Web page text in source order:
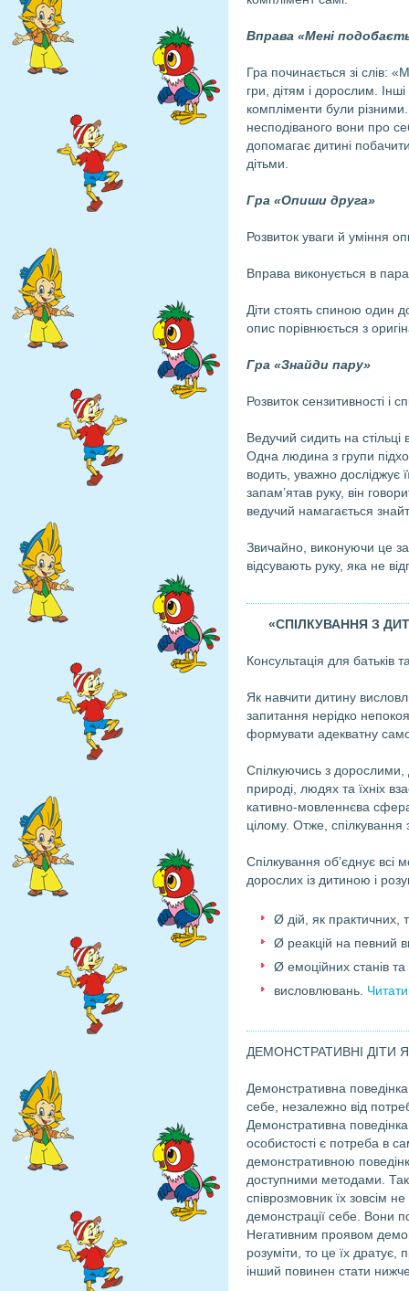
Вправа «Мені
Гра починається зі слів:
гри, дітям і дорос­лим.
компліменти були
несподіваного вони про
допомагає дитині
дітьми.
Гра «Опиши друга»
Розвиток уваги й уміння
Вправа виконується в
Діти стоять спиною один
опис порівнюється з
Гра «Знайди пару»
Розвиток сензитивності і
Ведучий сидить на
Одна людина з групи
водить, уважно досліджує
запам’ятав руку, він
ведучий нама­гається
Звичайно, виконуючи це
відсувають ру­ку, яка не
«СПІЛКУВАННЯ З
Консультація для батьків
Як навчити дитину
запитання нерідко
формувати адекватну
Спілкуючись з дорослими,
природі, людях та їхніх
кативно-мовленнєва
цілому. Отже, спілкування
Спілкування об’єднує всі
дорослих із дитиною і
Ø дій, як практичних,
Ø реакцій на певний
Ø емоційних станів
висловлювань.
ДЕМОНСТРАТИВНІ ДІТИ
Демонстративна поведінка
себе, незалежно від
Демонстративна
особистості є потреба в
демонстративною
доступними методами.
співрозмовник їх зовсім
демонстрації себе. Вони
Негативним проявом
розуміти, то це їх
інший повинен стати